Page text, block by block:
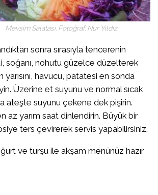
Mevsim Salatası. Fotoğraf: Nur Yıldız
sonra sırasıyla tencerenin
soğanı, nohutu güzelce düzelterek
yarısını, havucu, patatesi en sonda
Üzerine et suyunu ve normal sıcak
ateşte suyunu çekene dek pişirin.
az yarım saat dinlendirin. Büyük bir
ters çevirerek servis yapabilirsiniz.
ve turşu ile akşam menünüz hazır